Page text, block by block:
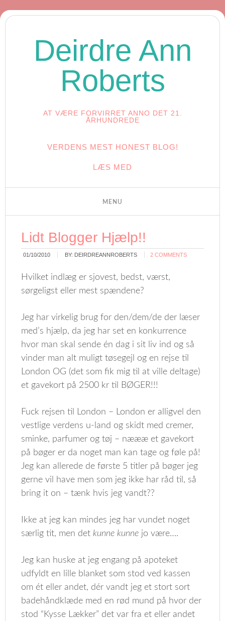
Deirdre Ann
Roberts
AT VÆRE FORVIRRET ANNO DET 21.
ÅRHUNDREDE
VERDENS MEST HONEST BLOG!
LÆS MED
Lidt Blogger Hjælp!!
01/10/2010 BY: DEIRDREANNROBERTS 2 COMMENTS
Hvilket indlæg er sjovest, bedst, værst,
sørgeligst eller mest spændene?
Jeg har virkelig brug for den/dem/de der læser
med’s hjælp, da jeg har set en konkurrence
hvor man skal sende én dag i sit liv ind og så
vinder man alt muligt tøsegejl og en rejse til
London OG (det som fik mig til at ville deltage)
et gavekort på 2500 kr til BØGER!!!
Fuck rejsen til London – London er alligvel den
vestlige verdens u-land og skidt med cremer,
sminke, parfumer og tøj – næææ et gavekort
på bøger er da noget man kan tage og føle på!
Jeg kan allerede de første 5 titler på bøger jeg
gerne vil have men som jeg ikke har råd til, så
bring it on – tænk hvis jeg vandt??
Ikke at jeg kan mindes jeg har vundet noget
særlig tit, men detkunne kunne jo være….
Jeg kan huske at jeg engang på apoteket
udfyldt en lille blanket som stod ved kassen
om ét eller andet, dér vandt jeg et stort sort
badehåndklæde med en rød mund på hvor der
stod “Kysse Lækker” det var fra et eller andet